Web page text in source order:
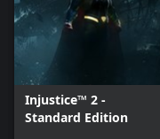
Injustice™ 2 -
Standard Edition